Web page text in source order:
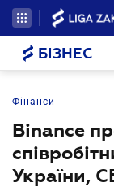
БІЗНЕС
Фінанси
Binance
України,